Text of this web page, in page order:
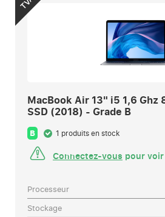
MacBook Air 13" i5 1,6 Ghz
SSD (2018) - Grade B
B 1 produits en stock
Connectez-vous pour
Processeur
Stockage